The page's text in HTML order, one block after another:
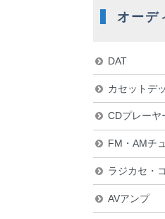
オーデ
DAT
カセットデ
CDプレーヤ
FM・AMチ
ラジカセ・
AVアンプ